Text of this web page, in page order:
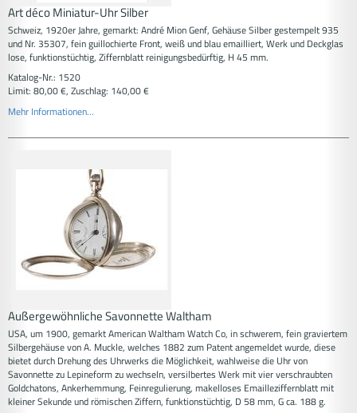
Art déco Miniatur-Uhr Silber
Schweiz, 1920er Jahre, gemarkt: André Mion Genf, Gehäuse Silber gestempelt 935
und Nr. 35307, fein guillochierte Front, weiß und blau emailliert, Werk und Deckglas
lose, funktionstüchtig, Ziffernblatt reinigungsbedürftig, H 45 mm.
Katalog-Nr.: 1520
Limit: 80,00 €, Zuschlag: 140,00 €
Mehr Informationen...
Außergewöhnliche Savonnette Waltham
USA, um 1900, gemarkt American Waltham Watch Co, in schwerem, fein graviertem
Silbergehäuse von A. Muckle, welches 1882 zum Patent angemeldet wurde, diese
bietet durch Drehung des Uhrwerks die Möglichkeit, wahlweise die Uhr von
Savonnette zu Lepineform zu wechseln, versilbertes Werk mit vier verschraubten
Goldchatons, Ankerhemmung, Feinregulierung, makelloses Emailleziffernblatt mit
kleiner Sekunde und römischen Ziffern, funktionstüchtig, D 58 mm, G ca. 188 g.